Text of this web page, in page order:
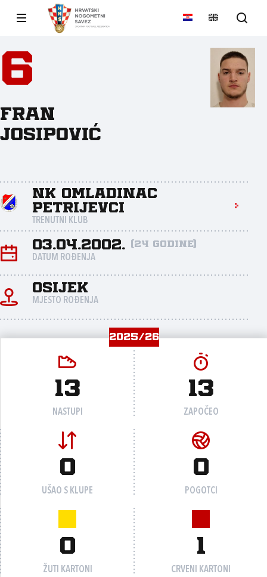
6
Fran
Josipović
NK Omladinac
Petrijevci
TRENUTNI KLUB
03.04.2002. (24 godine)
DATUM ROĐENJA
Osijek
MJESTO ROĐENJA
2025/26
13
NASTUPI
13
ZAPOČEO
0
UŠAO S KLUPE
0
POGOTCI
0
ŽUTI KARTONI
1
CRVENI KARTONI